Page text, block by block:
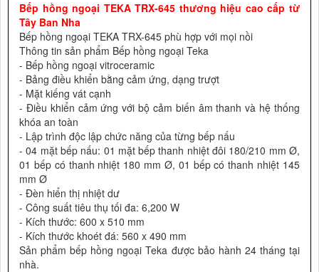
Bếp hồng ngoại TEKA TRX-645 thương hiệu cao cấp từ
Tây Ban Nha
Bếp hồng ngoại TEKA TRX-645 phù hợp với mọi nồi
Thông tin sản phẩm Bếp hồng ngoại Teka
- Bếp hồng ngoại vitroceramic
- Bảng điều khiển bằng cảm ứng, dạng trượt
- Mặt kiếng vát cạnh
- Điều khiển cảm ứng với bộ cảm biến âm thanh và hệ thống
khóa an toàn
- Lập trình độc lập chức năng của từng bếp nấu
- 04 mặt bếp nấu: 01 mặt bếp thanh nhiệt đôi 180/210 mm Ø,
01 bếp có thanh nhiệt 180 mm Ø, 01 bếp có thanh nhiệt 145
mm Ø
- Đèn hiển thị nhiệt dư
- Công suất tiêu thụ tối đa: 6,200 W
- Kích thước: 600 x 510 mm
- Kích thước khoét đá: 560 x 490 mm
Sản phẩm bếp hồng ngoại Teka được bảo hành 24 tháng tại
nhà.